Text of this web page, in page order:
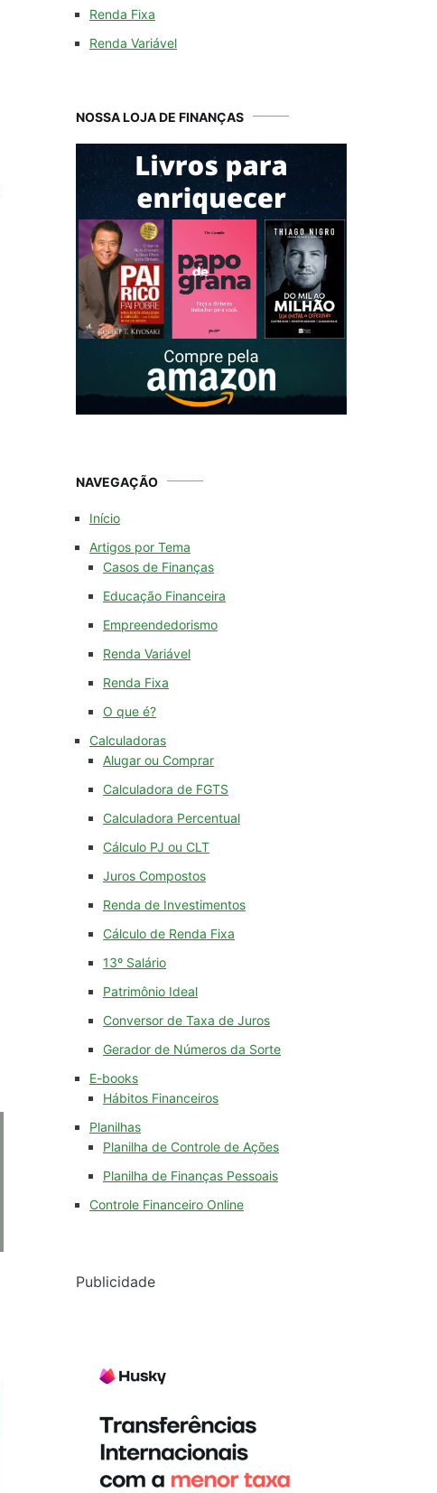
Renda Fixa
Renda Variável
NOSSA LOJA DE FINANÇAS
NAVEGAÇÃO
Início
Artigos por Tema
Casos de Finanças
Educação Financeira
Empreendedorismo
Renda Variável
Renda Fixa
O que é?
Calculadoras
Alugar ou Comprar
Calculadora de FGTS
Calculadora Percentual
Cálculo PJ ou CLT
Juros Compostos
Renda de Investimentos
Cálculo de Renda Fixa
13º Salário
Patrimônio Ideal
Conversor de Taxa de Juros
Gerador de Números da Sorte
E-books
Hábitos Financeiros
Planilhas
Planilha de Controle de Ações
Planilha de Finanças Pessoais
Controle Financeiro Online
Publicidade